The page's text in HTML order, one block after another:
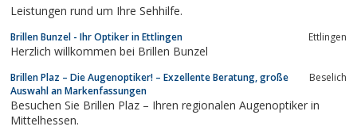
Leistungen rund um Ihre Sehhilfe.
Brillen Bunzel - Ihr Optiker in Ettlingen Ettlingen
Herzlich willkommen bei Brillen Bunzel
Brillen Plaz – Die Augenoptiker! – Exzellente Beratung, große
Auswahl an Markenfassungen
Beselich
Besuchen Sie Brillen Plaz – Ihren regionalen Augenoptiker in
Mittelhessen.